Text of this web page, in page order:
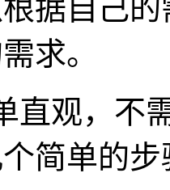
据自己
求。
直观，不
简单的